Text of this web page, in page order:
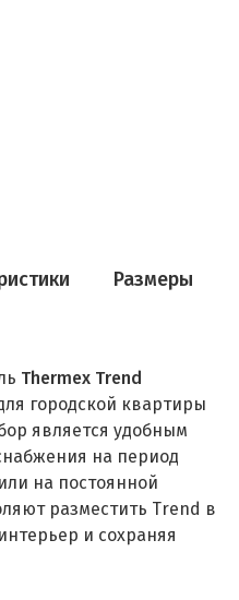
Размеры
Thermex Trend
городской квартиры
является удобным
на период
на постоянной
разместить Trend в
и сохраняя